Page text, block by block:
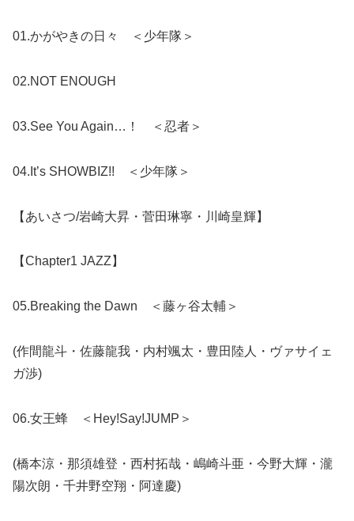
01.かがやきの日々 ＜少年隊＞
02.NOT ENOUGH
03.See You Again…！ ＜忍者＞
04.It’s SHOWBIZ!! ＜少年隊＞
【あいさつ/岩崎大昇・菅田琳寧・川崎皇輝】
【Chapter1 JAZZ】
05.Breaking the Dawn ＜藤ヶ谷太輔＞
(作間龍斗・佐藤龍我・内村颯太・豊田陸人・ヴァサイェ
ガ渉)
06.女王蜂 ＜Hey!Say!JUMP＞
(橋本涼・那須雄登・西村拓哉・嶋崎斗亜・今野大輝・瀧
陽次朗・千井野空翔・阿達慶)